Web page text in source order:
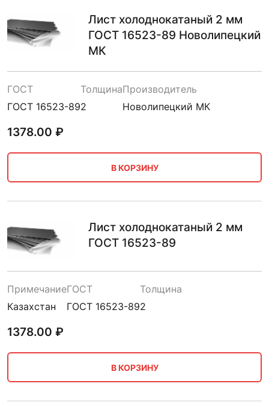
Лист холоднокатаный 2 мм
ГОСТ 16523-89 Новолипецкий
МК
ГОСТ
ГОСТ 16523-89
Толщина
2
Производитель
Новолипецкий МК
1378.00 ₽
В КОРЗИНУ
Лист холоднокатаный 2 мм
ГОСТ 16523-89
Примечание
Казахстан
ГОСТ
ГОСТ 16523-89
Толщина
2
1378.00 ₽
В КОРЗИНУ